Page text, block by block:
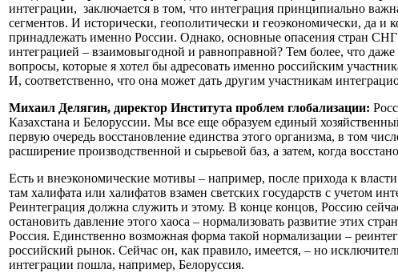
интеграции, заключается в том, что интеграция принципиально
сегментов. И исторически, геополитически и геоэкономически, да и
принадлежать именно России. Однако, основные опасения стран
интеграцией – взаимовыгодной и равноправной? Тем более, что
вопросы, которые я хотел бы адресовать именно российским
И, соответственно, что она может дать другим участникам
Михаил Делягин, директор Института проблем глобализации:
Казахстана и Белоруссии. Мы все еще образуем единый
первую очередь восстановление единства этого организма, в том
расширение производственной и сырьевой баз, а затем, когда
Есть и внеэкономические мотивы – например, после прихода к
там халифата или халифатов взамен светских государств с учетом
Реинтеграция должна служить и этому. В конце концов, Россию
остановить давление этого хаоса – нормализовать развитие этих
Россия. Единственно возможная форма такой нормализации –
российский рынок. Сейчас он, как правило, имеется, – но
интеграции пошла, например, Белоруссия.